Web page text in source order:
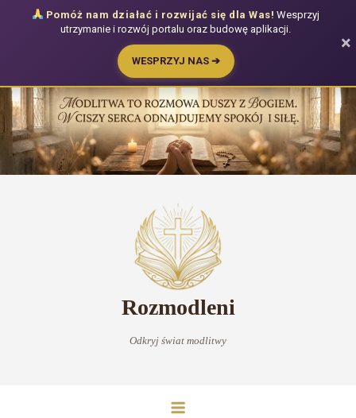
do
treści
Rozmodleni
Odkryj świat modlitwy
Pomóż nam działać i rozwijać się dla Was! Wesprzyj
utrzymanie i rozwój portalu oraz budowę aplikacji.
WESPRZYJ NAS ➔
×